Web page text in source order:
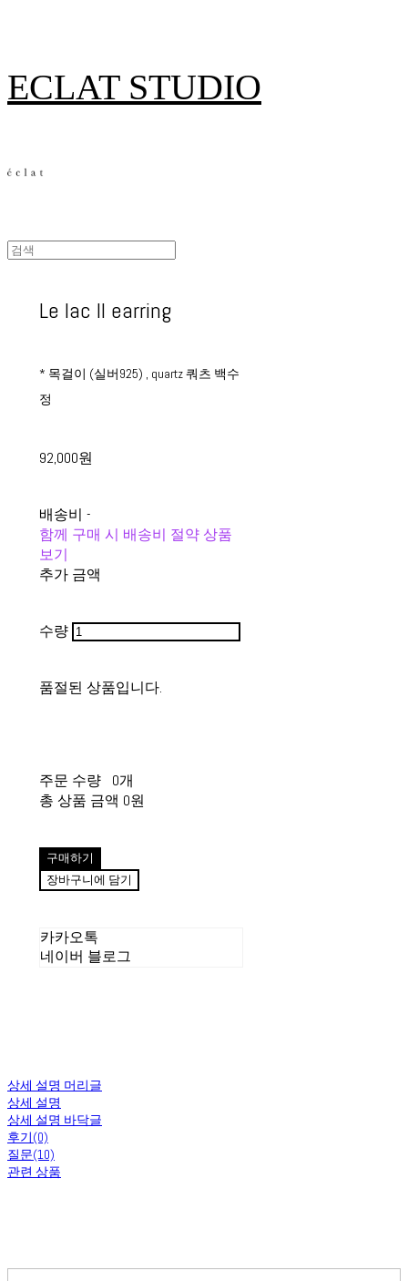
ECLAT STUDIO
Le lac II earring
* 목걸이 (실버925) , quartz 쿼츠 백수
정
92,000원
배송비 -
함께 구매 시 배송비 절약 상품
보기
추가 금액
수량
품절된 상품입니다.
주문 수량
0개
총 상품 금액 0원
구매하기
장바구니에 담기
카카오톡
네이버 블로그
상세 설명 머리글
상세 설명
상세 설명 바닥글
후기(0)
질문(10)
관련 상품